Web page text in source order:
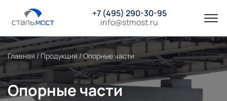
+7 (495) 290-30-95
info@stmost.ru
Главная / Продукция /Опорные части
Опорные части